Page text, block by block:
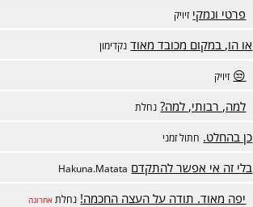
פרטי ונמקי זיויק
או הו, במקום מכובד מאוד נקדימון
😒 זיויק
למה, רבותי, למה? נחלת
כן בהחלט. חתול זמני
בלי זה אי אפשר להתקדם Hakuna.Matata
יפה מאוד. תודה על העצה החכמה! נחלת אחרונה